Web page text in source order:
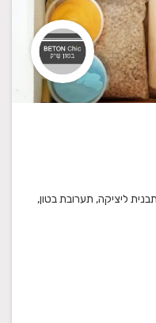
ליציקה, תערובת בטון,